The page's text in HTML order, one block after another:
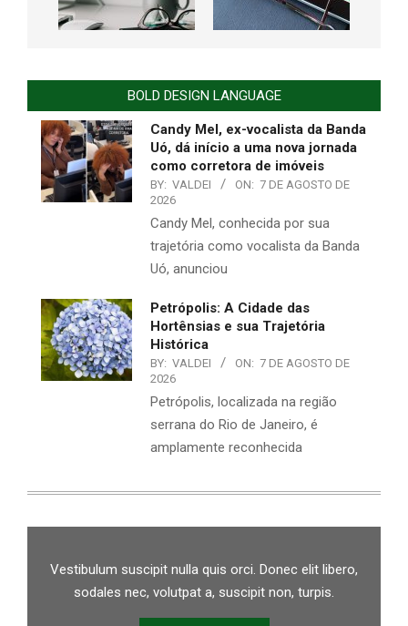
BOLD DESIGN LANGUAGE
Candy Mel, ex-vocalista da Banda
Uó, dá início a uma nova jornada
como corretora de imóveis
BY: VALDEI ON: 7 DE AGOSTO DE
2026
Candy Mel, conhecida por sua
trajetória como vocalista da Banda
Uó, anunciou
Petrópolis: A Cidade das
Hortênsias e sua Trajetória
Histórica
BY: VALDEI ON: 7 DE AGOSTO DE
2026
Petrópolis, localizada na região
serrana do Rio de Janeiro, é
amplamente reconhecida
Vestibulum suscipit nulla quis orci. Donec elit libero,
sodales nec, volutpat a, suscipit non, turpis.